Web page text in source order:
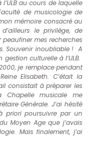
au cours de laquelle
de musicologie de
mémoire consacré au
le privilège, de
mes recherches
Souvenir inoubliable ! A
culturelle à l’ULB.
je remplace pendant
Elisabeth. C’était la
consistait à préparer les
Chapelle musicale me
Générale. J’ai hésité
priori poursuivre par un
Moyen Age que j’avais
Mais finalement, j’ai